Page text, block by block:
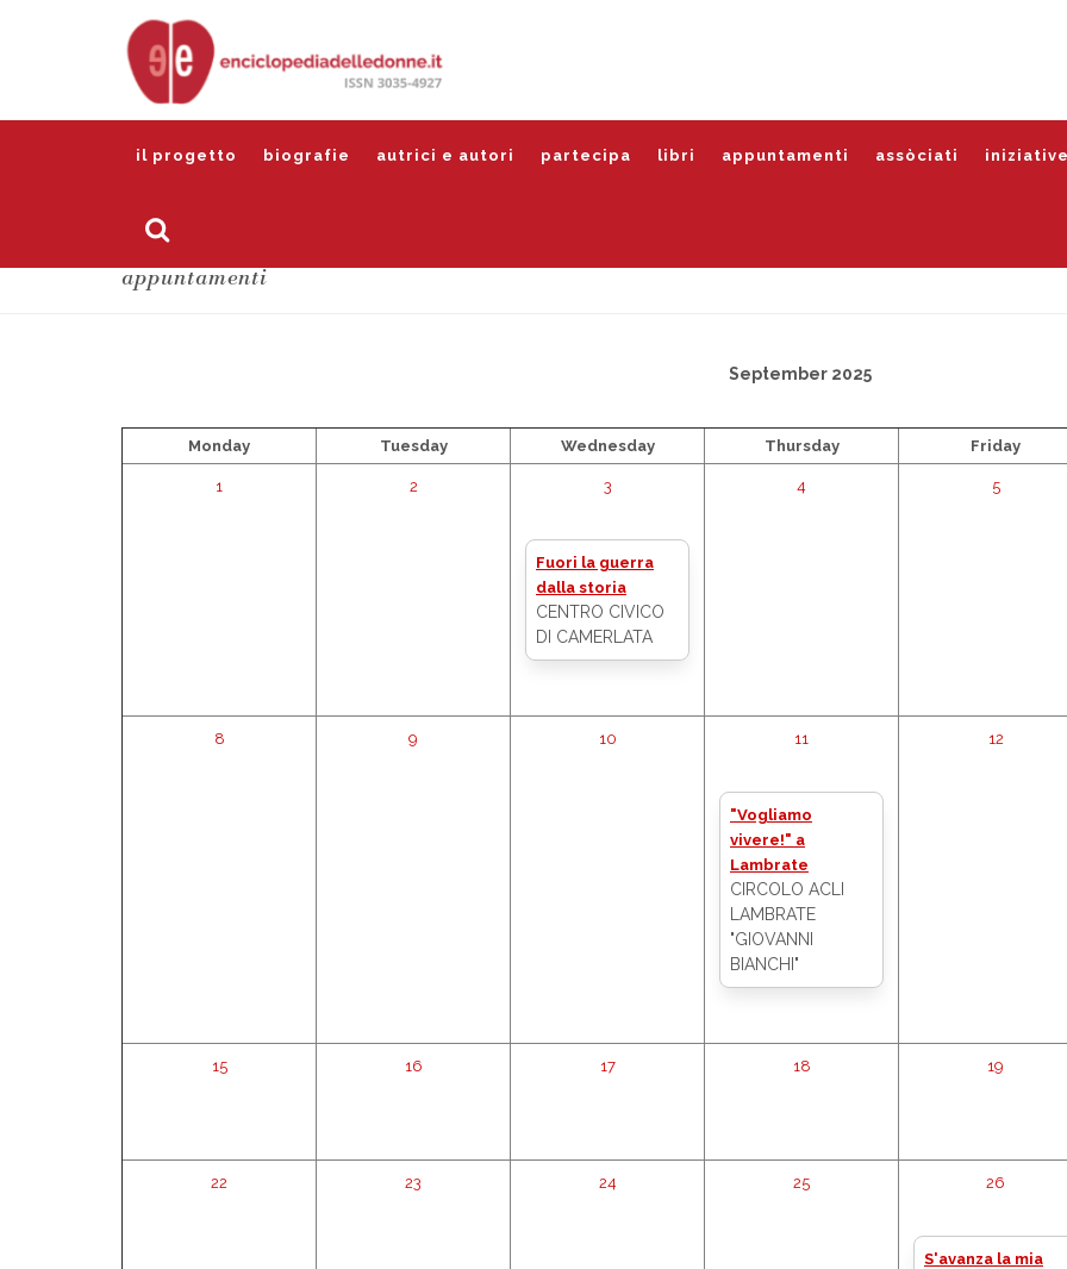
il progetto biografie autrici e autori partecipa libri appuntamenti assòciati iniziative
appuntamenti
September 2025
Monday Tuesday Wednesday Thursday Friday
1 2 3
Fuori la guerra
dalla storia
CENTRO CIVICO
DI CAMERLATA
4 5
8 9 10 11
"Vogliamo
vivere!" a
Lambrate
CIRCOLO ACLI
LAMBRATE
"GIOVANNI
BIANCHI"
12
15 16 17 18 19
22 23 24 25 26
S'avanza la mia